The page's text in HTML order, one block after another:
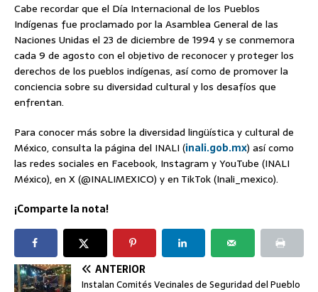
Cabe recordar que el Día Internacional de los Pueblos
Indígenas fue proclamado por la Asamblea General de las
Naciones Unidas el 23 de diciembre de 1994 y se conmemora
cada 9 de agosto con el objetivo de reconocer y proteger los
derechos de los pueblos indígenas, así como de promover la
conciencia sobre su diversidad cultural y los desafíos que
enfrentan.
Para conocer más sobre la diversidad lingüística y cultural de
México, consulta la página del INALI (inali.gob.mx) así como
las redes sociales en Facebook, Instagram y YouTube (INALI
México), en X (@INALIMEXICO) y en TikTok (Inali_mexico).
¡Comparte la nota!
ANTERIOR
Instalan Comités Vecinales de Seguridad del Pueblo